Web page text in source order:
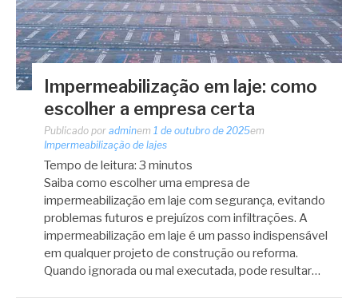
Impermeabilização em laje: como
escolher a empresa certa
Publicado por adminem 1 de outubro de 2025em
Impermeabilização de lajes
Tempo de leitura: 3 minutos
Saiba como escolher uma empresa de
impermeabilização em laje com segurança, evitando
problemas futuros e prejuízos com infiltrações. A
impermeabilização em laje é um passo indispensável
em qualquer projeto de construção ou reforma.
Quando ignorada ou mal executada, pode resultar…